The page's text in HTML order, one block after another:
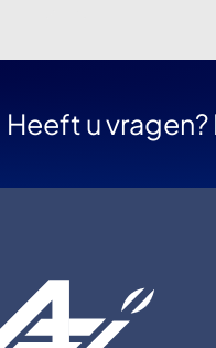
Heeft u